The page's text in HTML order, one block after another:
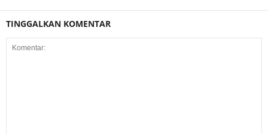
TINGGALKAN KOMENTAR